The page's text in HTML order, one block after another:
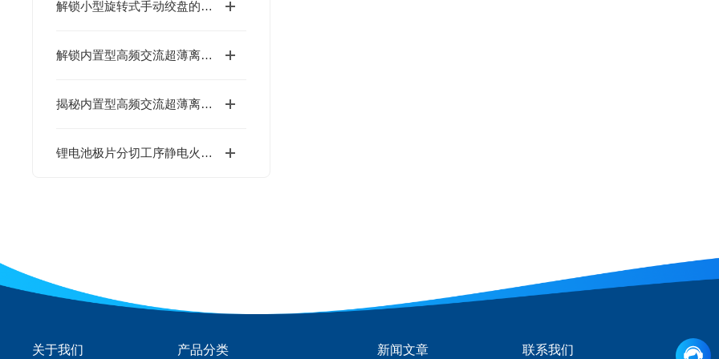
解锁小型旋转式手动绞盘的核心优势！这几大特点，让操作更省心
解锁内置型高频交流超薄离子棒：藏在“薄”背后的结构巧思
揭秘内置型高频交流超薄离子棒：这些关键用途，你可能还没了解！
锂电池极片分切工序静电火花防控：DIT离子风机的防爆安全处理方案
关于我们 产品分类 新闻文章 联系我们